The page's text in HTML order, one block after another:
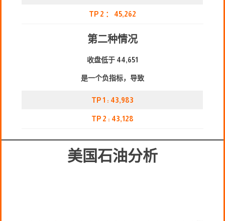
TP 2 ： 45,262
第二种情况
收盘低于 44,651
是一个负指标，导致
TP 1 : 43,983
TP 2 : 43,128
美国石油分析